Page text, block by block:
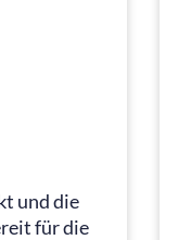
und die
für die